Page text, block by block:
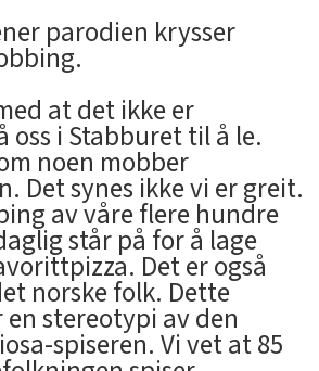
parodien krysser
at det ikke er
oss i Stabburet til å le.
noen mobber
Det synes ikke vi er greit.
av våre flere hundre
står på for å lage
Det er også
norske folk. Dette
stereotypi av den
spiseren. Vi vet at 85